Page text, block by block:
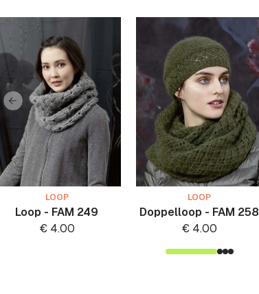
LOOP
Loop - FAM 249
€4.00
LOOP
Doppelloop - FAM 258
€ 4.00